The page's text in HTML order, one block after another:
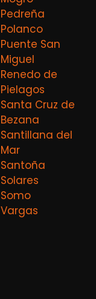
Pedreña
Polanco
Puente San
Miguel
Renedo de
Pielagos
Santa Cruz de
Bezana
Santillana del
Mar
Santoña
Solares
Somo
Vargas